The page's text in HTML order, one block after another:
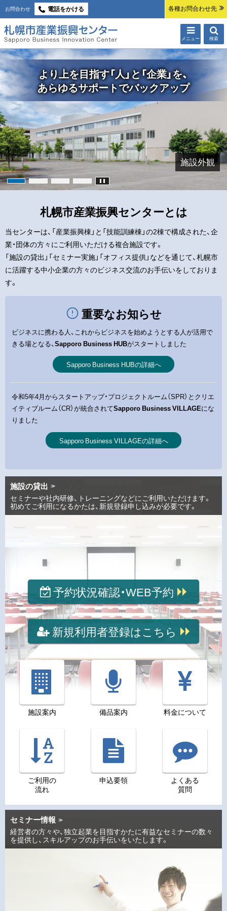
本
文
へ
お問合わせ 電話をかける 各種お問合わせ先
札幌市産業振興
センター
メニュー 検索
札
幌
市
産
業
振
興
セ
ー
イ
メ
ー
ジ
写
真
集
より上を目指す「人」と「企業」を、
あらゆるサポートでバックアップ
施設外観
札幌市産業振興センターとは
当センターは、「産業振興棟」と「技能訓練棟」の2棟で構成された、企
業・団体の方々にご利用いただける複合施設です。
「施設の貸出」「セミナー実施」「オフィス提供」などを通じて、札幌市
に活躍する中小企業の方々のビジネス交流のお手伝いをしておりま
す。
重要なお知らせ
ビジネスに携わる人、これからビジネスを始めようとする人が活用で
きる場となる、Sapporo Business HUBがスタートしました
Sapporo Business HUBの詳細へ
令和5年4月からスタートアップ・プロジェクトルーム（SPR）とクリエ
イティブルーム（CR）が統合されてSapporo Business VILLAGEにな
りました
Sapporo Business VILLAGEの詳細へ
施設の貸出
セミナーや社内研修、トレーニングなどにご利用いただけます。
初めてご利用になるかたは、新規登録申し込みが必要です。
予約状況確認・WEB予約
新規利用者登録はこちら
施設案内 備品案内 料金について
ご利用の
流れ
申込要領
よくある
質問
セミナー情報
経営者の方々や、独立起業を目指すかたに有益なセミナーの数々
を提供し、スキルアップのお手伝いをいたします。